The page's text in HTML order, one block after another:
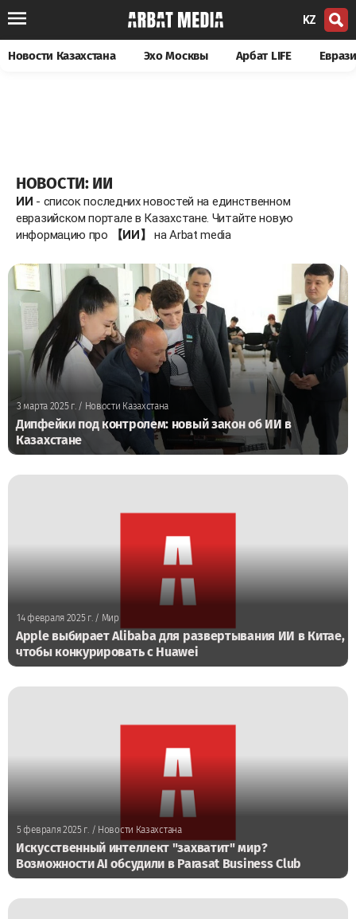
KZ
Новости Казахстана Эхо Москвы Арбат LIFE
НОВОСТИ: ИИ
ИИ - список последних новостей на единственном
евразийском портале в Казахстане. Читайте новую
информацию про
【ИИ】 на Arbat media
3 марта 2025 г./ Новости Казахстана
Дипфейки под контролем: новый закон об ИИ в
Казахстане
14 февраля 2025 г./ Мир
Apple выбирает Alibaba для развертывания ИИ в Китае,
чтобы конкурировать с Huawei
5 февраля 2025 г./ Новости Казахстана
Искусственный интеллект "захватит" мир?
Возможности AI обсудили в Parasat Business Club